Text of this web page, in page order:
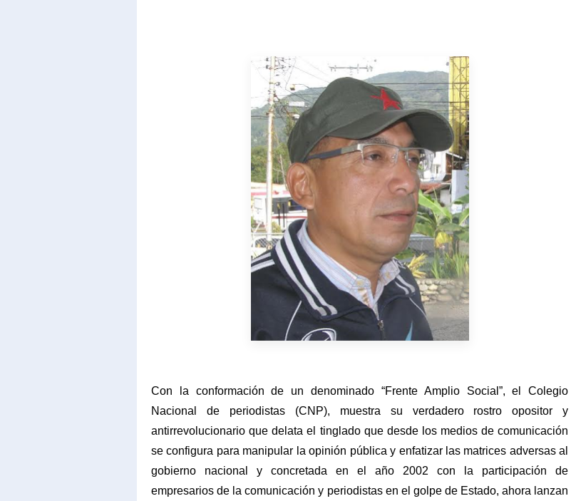
Con la conformación de un denominado “Frente Amplio Social”, el Colegio
Nacional de periodistas (CNP), muestra su verdadero rostro opositor y
antirrevolucionario que delata el tinglado que desde los medios de comunicación
se configura para manipular la opinión pública y enfatizar las matrices adversas al
gobierno nacional y concretada en el año 2002 con la participación de
empresarios de la comunicación y periodistas en el golpe de Estado, ahora lanzan